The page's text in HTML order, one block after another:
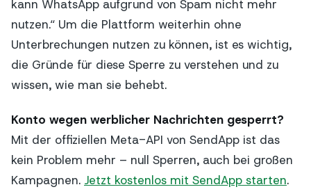
kann WhatsApp aufgrund von Spam nicht mehr
nutzen.“ Um die Plattform weiterhin ohne
Unterbrechungen nutzen zu können, ist es wichtig,
die Gründe für diese Sperre zu verstehen und zu
wissen, wie man sie behebt.
Konto wegen werblicher Nachrichten gesperrt?
Mit der offiziellen Meta-API von SendApp ist das
kein Problem mehr – null Sperren, auch bei großen
Kampagnen. Jetzt kostenlos mit SendApp starten.